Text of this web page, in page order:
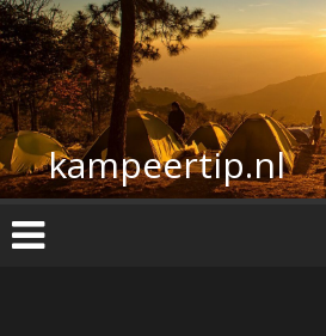
Ga
naar
de
inhoud
kampeertip.nl